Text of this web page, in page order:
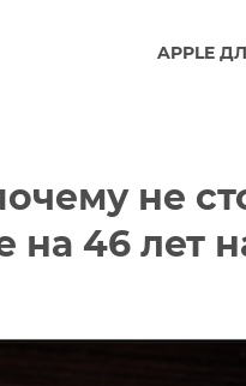
APPLE
не
на 46 лет